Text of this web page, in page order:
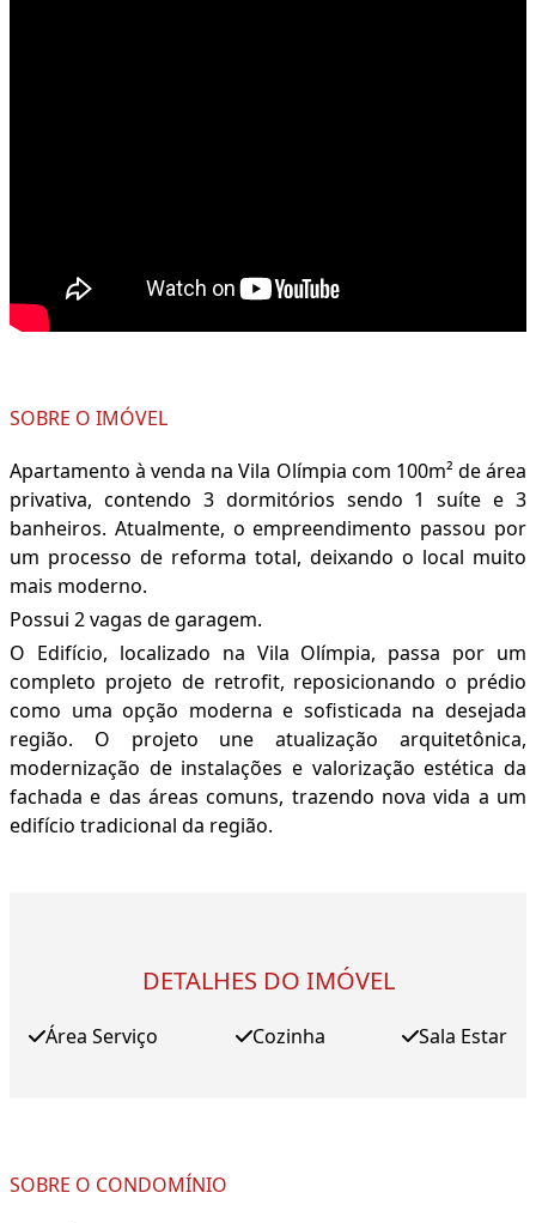
SOBRE O IMÓVEL
Apartamento à venda na Vila Olímpia com 100m² de área
privativa, contendo 3 dormitórios sendo 1 suíte e 3
banheiros. Atualmente, o empreendimento passou por
um processo de reforma total, deixando o local muito
mais moderno.
Possui 2 vagas de garagem.
O Edifício, localizado na Vila Olímpia, passa por um
completo projeto de retrofit, reposicionando o prédio
como uma opção moderna e sofisticada na desejada
região. O projeto une atualização arquitetônica,
modernização de instalações e valorização estética da
fachada e das áreas comuns, trazendo nova vida a um
edifício tradicional da região.
DETALHES DO IMÓVEL
Área Serviço Cozinha Sala Estar
SOBRE O CONDOMÍNIO